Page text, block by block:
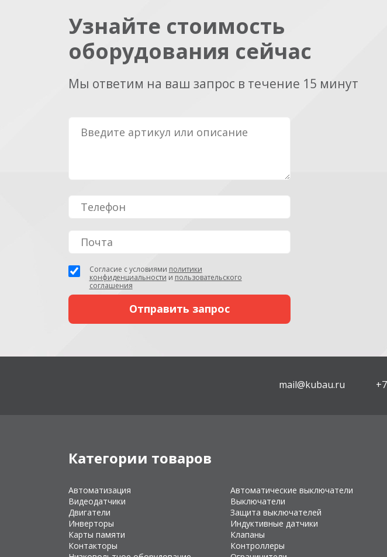
Узнайте стоимость
оборудования сейчас
Мы ответим на ваш запрос в течение 15 минут
Согласие с условиями политики
конфиденциальности и пользовательского
соглашения
mail@kubau.ru
Категории товаров
Автоматизация Автоматические выключатели
Видеодатчики
Выключатели
Двигатели
Защита выключателей
Инверторы
Индуктивные датчики
Карты памяти
Клапаны
Контакторы
Контроллеры